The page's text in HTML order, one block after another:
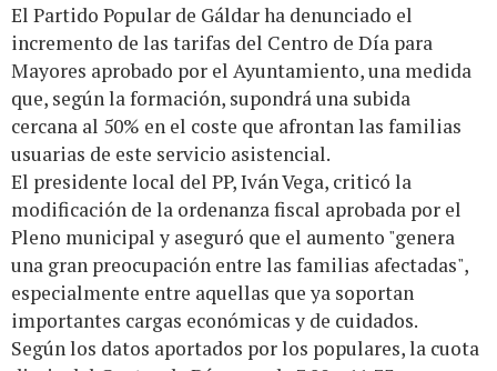
El Partido Popular de Gáldar ha denunciado el
incremento de las tarifas del Centro de Día para
Mayores aprobado por el Ayuntamiento, una medida
que, según la formación, supondrá una subida
cercana al 50% en el coste que afrontan las familias
usuarias de este servicio asistencial.
El presidente local del PP, Iván Vega, criticó la
modificación de la ordenanza fiscal aprobada por el
Pleno municipal y aseguró que el aumento "genera
una gran preocupación entre las familias afectadas",
especialmente entre aquellas que ya soportan
importantes cargas económicas y de cuidados.
Según los datos aportados por los populares, la cuota